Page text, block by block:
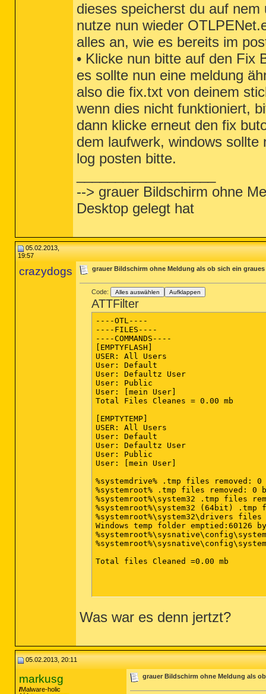
dieses speicherst du auf
nutze nun wieder
alles an, wie es bereits im
• Klicke nun bitte auf den Fix
es sollte nun eine meldung
also die fix.txt von deinem
wenn dies nicht funktioniert,
dann klicke erneut den fix
dem laufwerk, windows
log posten bitte.
--> grauer Bildschirm ohne
Desktop gelegt hat
05.02.2013,
19:57
crazydogs grauer Bildschirm ohne Meldung als ob sich ein
Code: Alles auswählen Aufklappen
ATTFilter
----OTL----
----FILES----
----COMMANDS----
[EMPTYFLASH]
USER: All Users
User: Default
User: Defaultz User
User: Public
User: [mein User]
Total Files Cleanes = 0.00 mb
[EMPTYTEMP]
USER: All Users
User: Default
User: Defaultz User
User: Public
User: [mein User]
%systemdrive% .tmp files removed: 0
%systemroot% .tmp files removed: 0
%systemroot%\system32 .tmp files
%systemroot%\system32 (64bit)
%systemroot%\system32\drivers files
Windows temp folder emptied:60126
Total files Cleaned =0.00 mb
Was war es denn jertzt?
05.02.2013, 20:11
markusg
Malware-holic
grauer Bildschirm ohne Meldung als